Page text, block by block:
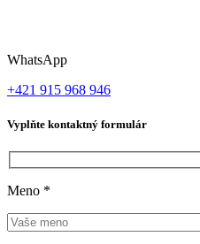
WhatsApp
+421 915 968 946
Vyplňte kontaktný formulár
Meno *